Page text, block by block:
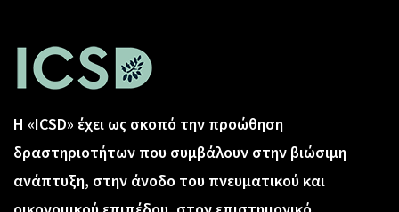
Η «ICSD» έχει ως σκοπό την προώθηση
δραστηριοτήτων που συμβάλουν στην βιώσιμη
ανάπτυξη, στην άνοδο του πνευματικού και